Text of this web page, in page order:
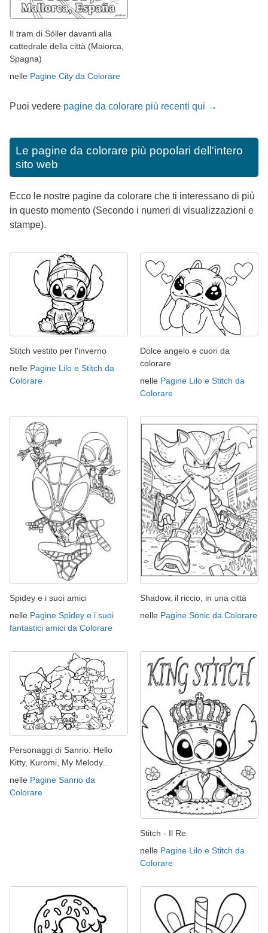
Il tram di Sóller davanti alla
cattedrale della città (Maiorca,
Spagna)
nelle Pagine City da Colorare
Puoi vedere pagine da colorare più recenti qui →
Le pagine da colorare più popolari dell'intero
sito web
Ecco le nostre pagine da colorare che ti interessano di più
in questo momento (Secondo i numeri di visualizzazioni e
stampe).
Stitch vestito per l'inverno
nelle Pagine Lilo e Stitch da
Colorare
Dolce angelo e cuori da
colorare
nelle Pagine Lilo e Stitch da
Colorare
Spidey e i suoi amici
nelle Pagine Spidey e i suoi
fantastici amici da Colorare
Shadow, il riccio, in una città
nelle Pagine Sonic da Colorare
Personaggi di Sanrio: Hello
Kitty, Kuromi, My Melody...
nelle Pagine Sanrio da
Colorare
Stitch - Il Re
nelle Pagine Lilo e Stitch da
Colorare